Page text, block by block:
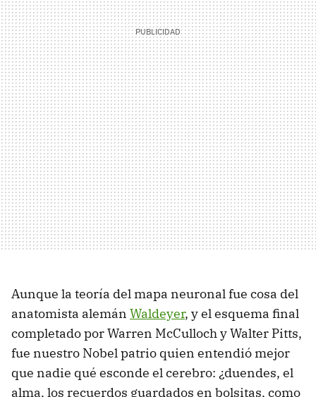
Aunque la teoría del mapa neuronal fue cosa del
anatomista alemán Waldeyer, y el esquema final
completado por Warren McCulloch y Walter Pitts,
fue nuestro Nobel patrio quien entendió mejor
que nadie qué esconde el cerebro: ¿duendes, el
alma, los recuerdos guardados en bolsitas, como